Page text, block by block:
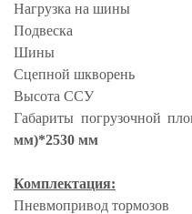
Нагрузка на шины
Шины
Сцепной
Высота
Габариты погрузочной
мм)*2530 мм
Комплектация:
Пневмопривод тормозов